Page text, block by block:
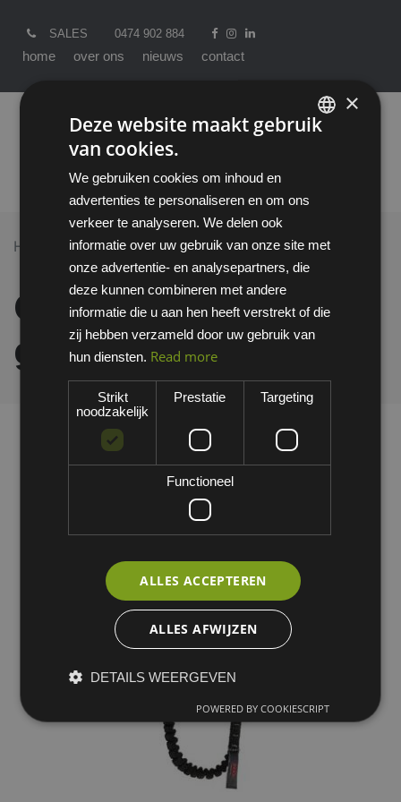
SALES 0474 902 884
home over ons nieuws contact
Home >All Products
OXXA® Baker 4190 gereedschapskoord
OXXA® Baker 4190
gereedschapskoord
×
Deze website maakt gebruik
van cookies.
We gebruiken cookies om inhoud en
advertenties te personaliseren en om ons
verkeer te analyseren. We delen ook
informatie over uw gebruik van onze site met
onze advertentie- en analysepartners, die
deze kunnen combineren met andere
informatie die u aan hen heeft verstrekt of die
zij hebben verzameld door uw gebruik van
hun diensten. Read more
Strikt
noodzakelijk
Prestatie Targeting
Functioneel
ALLES ACCEPTEREN
ALLES AFWIJZEN
DETAILS WEERGEVEN
POWERED BY COOKIESCRIPT